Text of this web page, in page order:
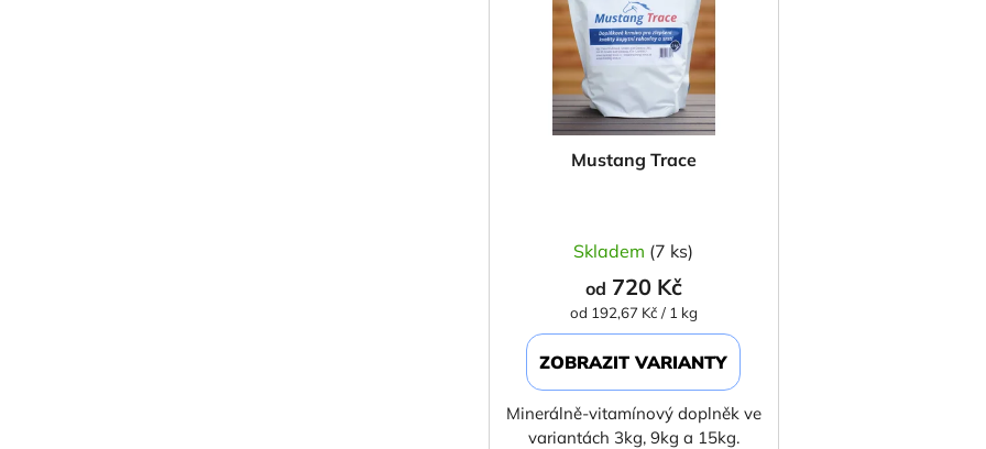
Mustang Trace
hodnocení
produktu
je
z
5
hvězdiček.
Skladem (7 ks)
od 720 Kč
Měrná
cena:
od 192,67 Kč / 1 kg
ZOBRAZIT VARIANTY
Minerálně-vitamínový doplněk ve
variantách 3kg, 9kg a 15kg.